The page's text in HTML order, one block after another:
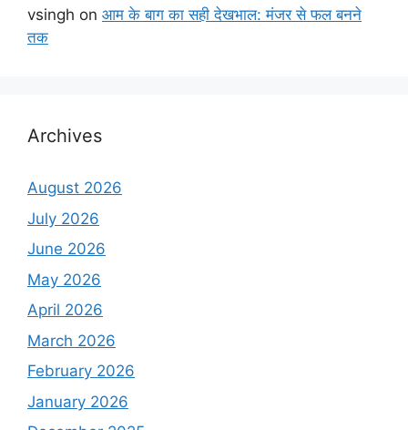
vsingh on आम के बाग का सही देखभाल: मंजर से फल बनने
तक
Archives
August 2026
July 2026
June 2026
May 2026
April 2026
March 2026
February 2026
January 2026